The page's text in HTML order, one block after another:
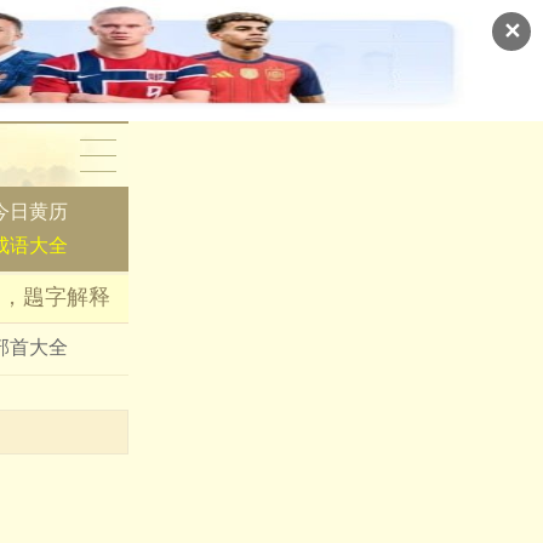
✕
日黄历
语大全
鶗字解释
首大全